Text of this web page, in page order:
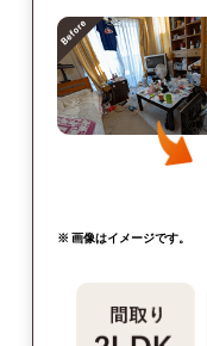
※ 画像はイメージです。